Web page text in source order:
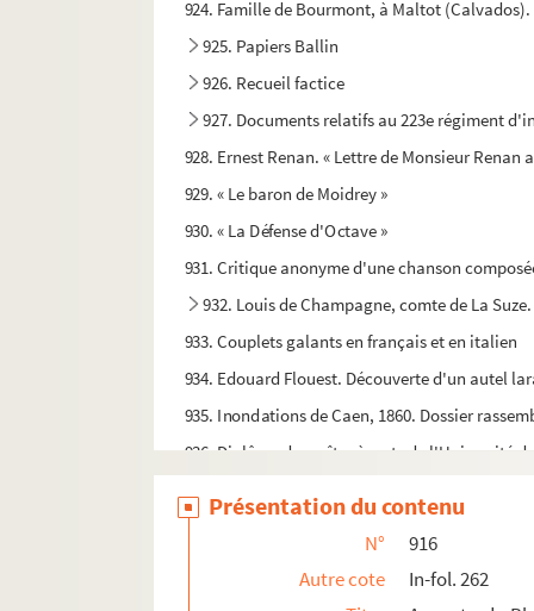
924. Famille de Bourmont, à Maltot
925. Papiers Ballin
926. Recueil factice
927. Documents relatifs au 223e régiment
928. Ernest Renan. « Lettre de Monsieur
929. « Le baron de Moidrey »
930. « La Défense d'Octave »
931. Critique anonyme d'une chanson
932. Louis de Champagne, comte de La
933. Couplets galants en français et en italien
934. Edouard Flouest. Découverte d'un autel
935. Inondations de Caen, 1860. Dossier
936. Diplôme de maître ès arts de l'Université
Présentation du contenu
N°
916
Autre cote
In-fol. 262